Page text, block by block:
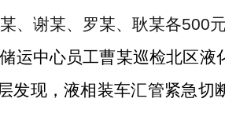
、谢某、罗某、耿某各500
运中心员工曹某巡检北区液
发现，液相装车汇管紧急切